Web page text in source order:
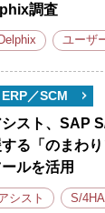
調査
Delphix ユーザ
ERP／SCM
シスト、SAP
る「のまわ
ルを活用
シスト S/